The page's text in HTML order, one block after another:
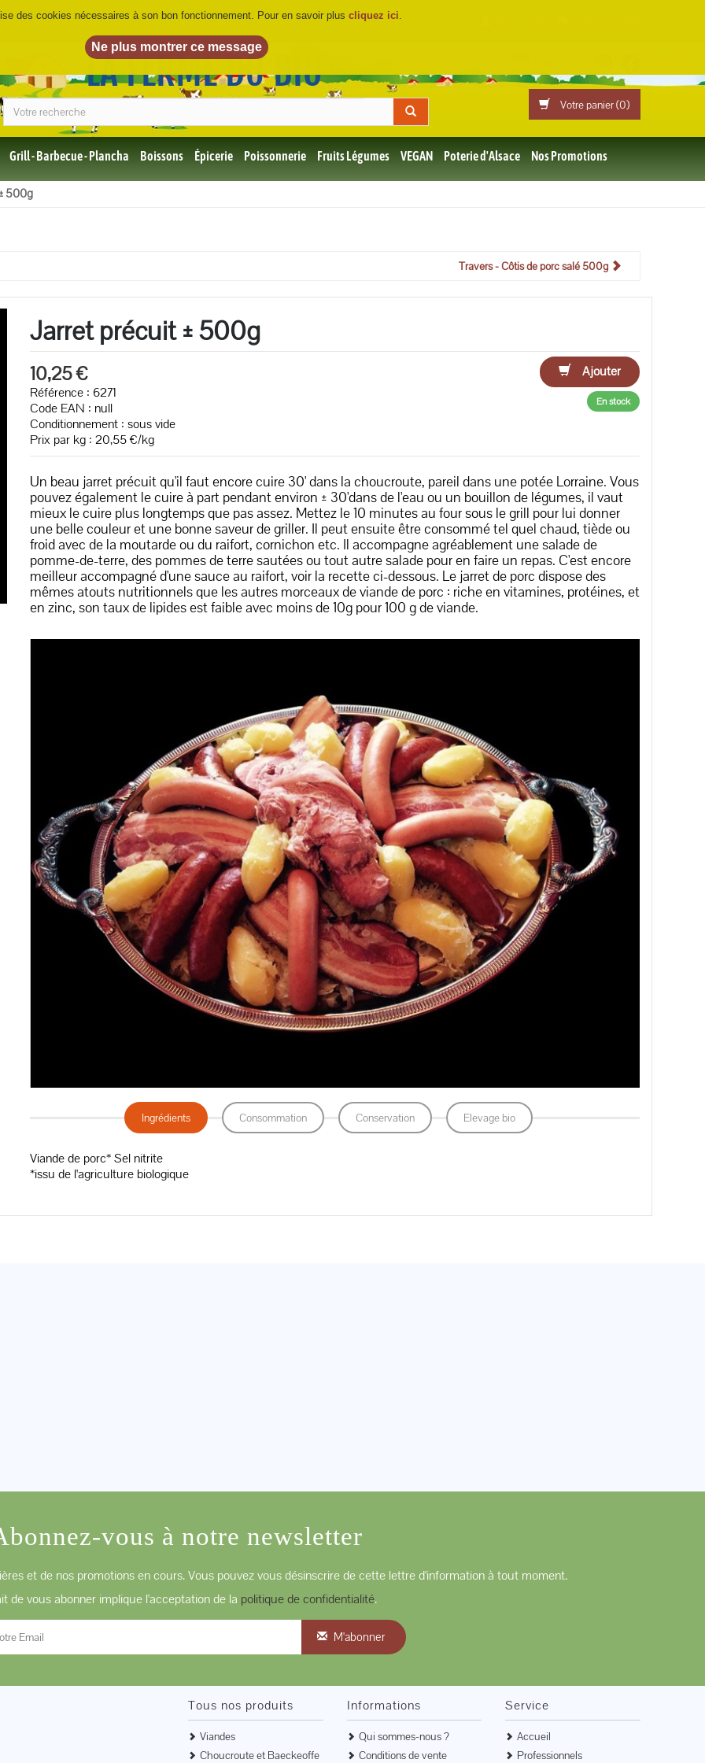
LA FERME DU BIO
Votre panier (0)
Grill - Barbecue - Plancha Boissons Épicerie Poissonnerie Fruits Légumes VEGAN Poterie d'Alsace Nos Promotions
500g
Travers - Côtis de porc salé 500g
Jarret précuit ± 500g
10,25 €
Ajouter
Référence : 6271
Code EAN : null
Conditionnement : sous vide
Prix par kg : 20,55 €/kg
En stock
Un beau jarret précuit qu'il faut encore cuire 30' dans la choucroute, pareil dans une potée Lorraine. Vous
pouvez également le cuire à part pendant environ ± 30'dans de l'eau ou un bouillon de légumes, il vaut
mieux le cuire plus longtemps que pas assez. Mettez le 10 minutes au four sous le grill pour lui donner
une belle couleur et une bonne saveur de griller. Il peut ensuite être consommé tel quel chaud, tiède ou
froid avec de la moutarde ou du raifort, cornichon etc. Il accompagne agréablement une salade de
pomme-de-terre, des pommes de terre sautées ou tout autre salade pour en faire un repas. C'est encore
meilleur accompagné d'une sauce au raifort, voir la recette ci-dessous. Le jarret de porc dispose des
mêmes atouts nutritionnels que les autres morceaux de viande de porc : riche en vitamines, protéines, et
en zinc, son taux de lipides est faible avec moins de 10g pour 100 g de viande.
Ingrédients Consommation Conservation Elevage bio
Viande de porc* Sel nitrite
*issu de l'agriculture biologique
vous à notre newsletter
et de nos promotions en cours. Vous pouvez vous désinscrire de cette lettre d'information à tout moment.
de vous abonner implique l'acceptation de la politique de confidentialité.
M'abonner
Tous nos produits
Viandes
Choucroute et Baeckeoffe
Informations
Qui sommes-nous ?
Conditions de vente
Service
Accueil
Professionnels
des cookies nécessaires à son bon fonctionnement. Pour en savoir plus cliquez ici.